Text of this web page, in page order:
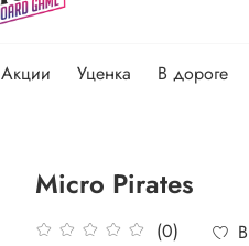
Акции Уценка
В дороге
Micro Pirates
(0)